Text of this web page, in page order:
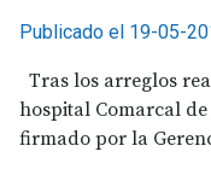
Publicado el 19-05-
Tras los arreglos
hospital Comarcal
firmado por la